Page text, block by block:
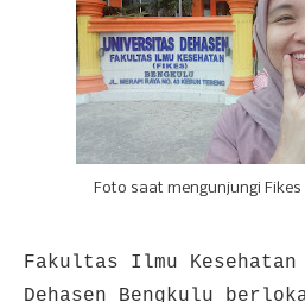
Foto saat mengunjungi Fikes
Fakultas Ilmu
Dehasen Bengkulu